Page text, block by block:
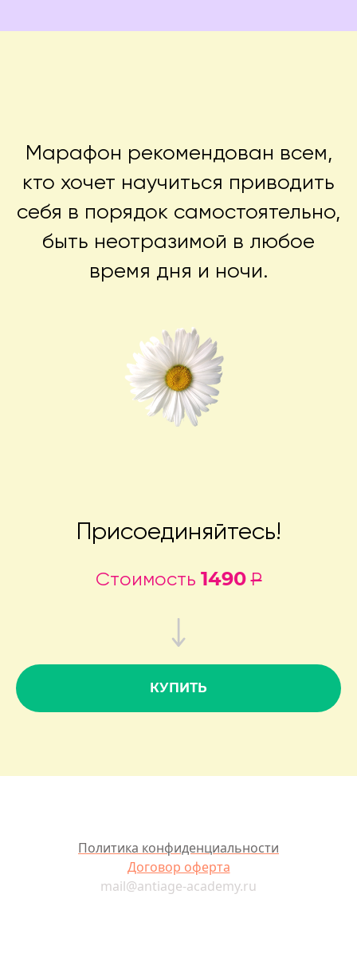
Марафон рекомендован всем,
кто хочет научиться приводить
себя в порядок самостоятельно,
быть неотразимой в любое
время дня и ночи.
Присоединяйтесь!
Стоимость 1490 Р
КУПИТЬ
Политика конфиденциальности
Договор оферта
mail@antiage-academy.ru